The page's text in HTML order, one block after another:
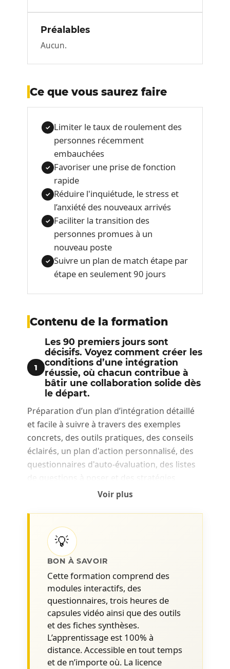
Préalables
Aucun.
Ce que vous saurez faire
✓ Limiter le taux de roulement des
personnes récemment
embauchées
✓ Favoriser une prise de fonction
rapide
✓ Réduire l'inquiétude, le stress et
l’anxiété des nouveaux arrivés
✓ Faciliter la transition des
personnes promues à un
nouveau poste
✓ Suivre un plan de match étape par
étape en seulement 90 jours
Contenu de la formation
1
Les 90 premiers jours sont
décisifs. Voyez comment créer les
conditions d’une intégration
réussie, où chacun contribue à
bâtir une collaboration solide dès
le départ.
Préparation d’un plan d’intégration détaillé
et facile à suivre à travers des exemples
concrets, des outils pratiques, des conseils
éclairés, un plan d'action personnalisé, des
questionnaires d'auto-évaluation, des listes
de questions à poser et des stratégies
Comment se préparer avant le jour 1 –
La période pré-intégration
Quels sont les objectifs des 90
premiers jours?
Comment bâtir son nouveau réseau
de contacts internes
Comment découvrir la culture et les
attentes
Comment identifier les parties
prenantes essentielles et connecter
avec elles rapidement
Voir plus
💡
BON À SAVOIR
Cette formation comprend des
modules interactifs, des
questionnaires, trois heures de
capsules vidéo ainsi que des outils
et des fiches synthèses.
L’apprentissage est 100% à
distance. Accessible en tout temps
et de n’importe où. La licence